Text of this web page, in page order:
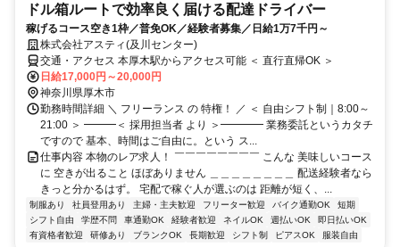
ドル箱ルートで効率良く届ける配達ドライバー
稼げるコース空き1枠／普免OK／経験者募集／日給1万7千円～
株式会社アスティ(及川センター)
交通・アクセス 本厚木駅からアクセス可能 ＜ 直行直帰OK ＞
日給17,000円～20,000円
神奈川県厚木市
勤務時間詳細 ＼ フリーランス の 特権！ ／ ＜ 自由シフト制｜8:00～
21:00 ＞ ━━━＜ 採用担当者 より ＞━━━━ 業務委託というカタチ
ですので 基本、時間はご自由に。という ス...
仕事内容 本物のレア求人！ ￣￣￣￣￣￣￣￣ こんな 美味しいコース
に 空きが出ること ほぼありません ＿＿＿＿＿＿＿＿ 配送経験者なら
きっと分かるはず。 宅配で稼ぐ人が選ぶのは 距離が短く、...
制服あり 社員登用あり 主婦・主夫歓迎 フリーター歓迎 バイク通勤OK
短期
シフト自由
学歴不問 車通勤OK 経験者歓迎 ネイルOK 週払いOK
即日払いOK
有資格者歓迎
研修あり ブランクOK 長期歓迎 シフト制 ピアスOK 服装自由